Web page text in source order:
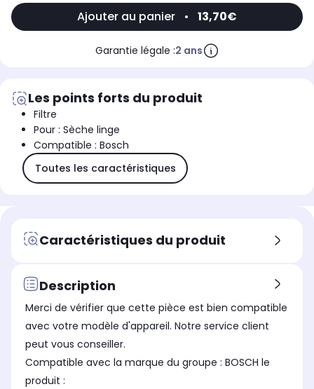
Ajouter au panier • 13,70€
Garantie légale :2 ans
Les points forts du produit
Filtre
Pour : Sèche linge
Compatible : Bosch
Toutes les caractéristiques
Caractéristiques du produit
Description
Merci de vérifier que cette pièce est bien compatible
avec votre modèle d'appareil. Notre service client
peut vous conseiller.
Compatible avec la marque du groupe : BOSCH le
produit :